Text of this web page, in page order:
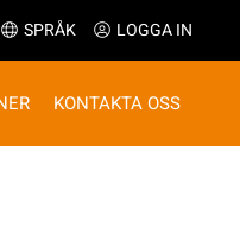
SPRÅK LOGGA IN
KONTAKTA OSS